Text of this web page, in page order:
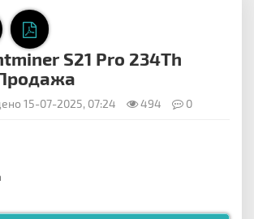
S21 Pro 234Th
15-07-2025, 07:24 494 0